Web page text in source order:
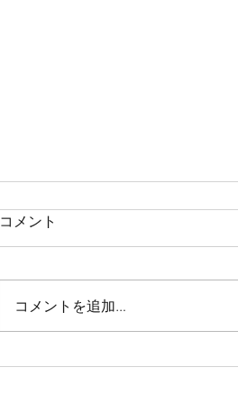
恋する自分史③
コメント
コメントを追加…